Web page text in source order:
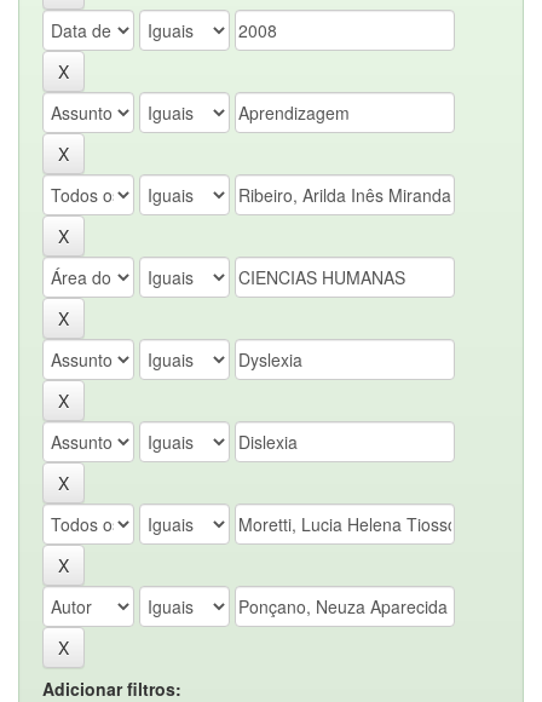
Adicionar filtros: